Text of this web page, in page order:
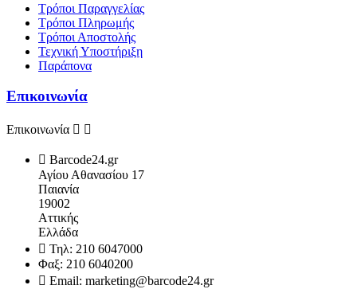
Τρόποι Παραγγελίας
Τρόποι Πληρωμής
Τρόποι Αποστολής
Τεχνική Υποστήριξη
Παράπονα
Επικοινωνία
Επικοινωνία  
 Barcode24.gr
Αγίου Αθανασίου 17
Παιανία
19002
Αττικής
Ελλάδα
 Τηλ: 210 6047000
Φαξ: 210 6040200
 Email: marketing@barcode24.gr